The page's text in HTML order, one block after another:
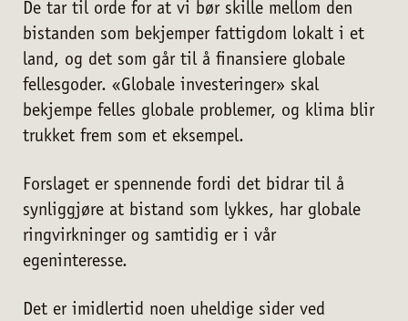
De tar til orde for at vi bør skille mellom den
bistanden som bekjemper fattigdom lokalt i et
land, og det som går til å finansiere globale
fellesgoder. «Globale investeringer» skal
bekjempe felles globale problemer, og klima blir
trukket frem som et eksempel.
Forslaget er spennende fordi det bidrar til å
synliggjøre at bistand som lykkes, har globale
ringvirkninger og samtidig er i vår
egeninteresse.
Det er imidlertid noen uheldige sider ved